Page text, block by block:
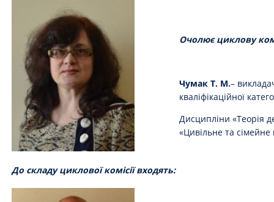
До складу циклової комісії входять:
Очолює циклову
Чумак Т. М.–
кваліфікаційної
Дисципліни «Теорія
«Цивільне та сімейне